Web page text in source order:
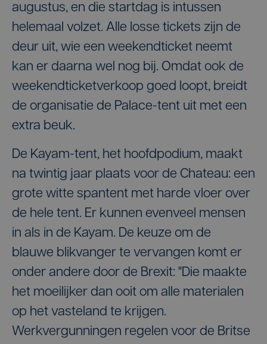
augustus, en die startdag is intussen
helemaal volzet. Alle losse tickets zijn de
deur uit, wie een weekendticket neemt
kan er daarna wel nog bij. Omdat ook de
weekendticketverkoop goed loopt, breidt
de organisatie de Palace-tent uit met een
extra beuk.
De Kayam-tent, het hoofdpodium, maakt
na twintig jaar plaats voor de Chateau: een
grote witte spantent met harde vloer over
de hele tent. Er kunnen evenveel mensen
in als in de Kayam. De keuze om de
blauwe blikvanger te vervangen komt er
onder andere door de Brexit: "Die maakte
het moeilijker dan ooit om alle materialen
op het vasteland te krijgen.
Werkvergunningen regelen voor de Britse